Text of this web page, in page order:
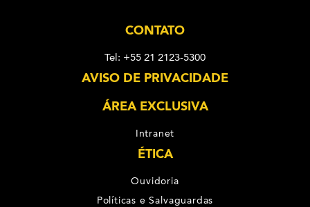
CONTATO
Tel: +55 21 2123-5300
AVISO DE PRIVACIDADE
ÁREA EXCLUSIVA
Intranet
ÉTICA
Ouvidoria
Políticas e Salvaguardas